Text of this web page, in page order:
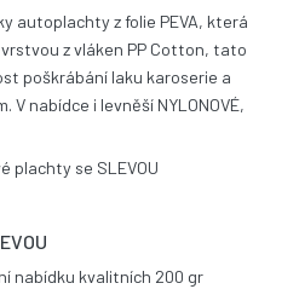
autoplachty z folie PEVA, která
z vláken PP Cotton, tato
poškrábání laku karoserie a
nabídce i levněší NYLONOVÉ,
nabídku kvalitních 200 gr